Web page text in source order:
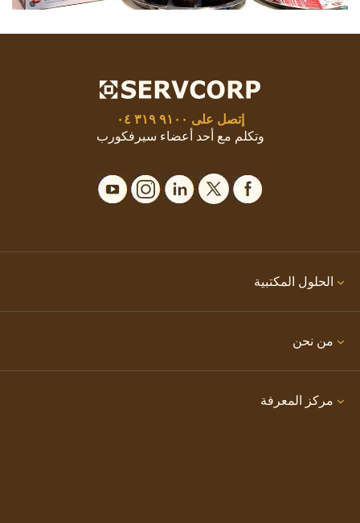
إتصل على ٩١٠٠ ٣١٩ ٠٤
وتكلم مع أحد أعضاء سيرفكورب
الحلول المكتبية
من نحن
مركز المعرفة